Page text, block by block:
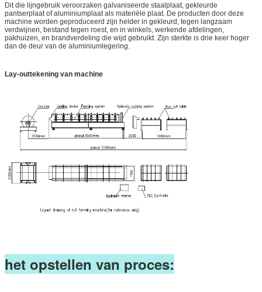
Dit die lijngebruik veroorzaken galvaniseerde staalplaat, gekleurde
pantserplaat of aluminiumplaat als materiële plaat. De producten door deze
machine worden geproduceerd zijn helder in gekleurd, tegen langzaam
verdwijnen, bestand tegen roest, en in winkels, werkende afdelingen,
pakhuizen, en brandverdeling die wijd gebruikt. Zijn sterkte is drie keer hoger
dan de deur van de aluminiumlegering.
Lay-outtekening van machine
het opstellen van proces: